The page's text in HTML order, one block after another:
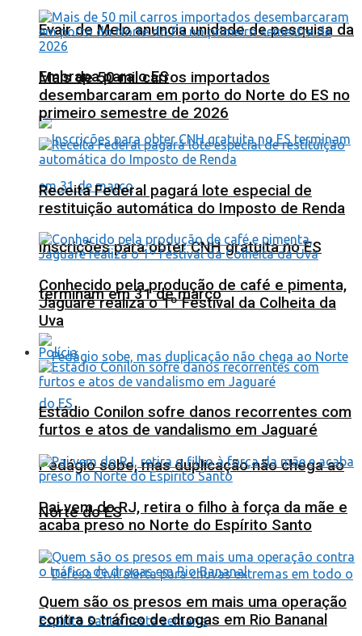
Evair de Melo anuncia unidade de pesquisa da
Embrapa para o ES
Inscrições para obter CNH gratuita no ES
terminam em 31 de março
Pedágio sobe, mas duplicação não chega ao
Norte do ES
Mais de 50 mil carros importados
desembarcaram em porto do Norte do ES no
primeiro semestre de 2026
Receita Federal pagará lote especial de
restituição automática do Imposto de Renda
Conhecido pela produção de café e pimenta,
Jaguaré realiza o 1º Festival da Colheita da
Uva
Polícia
Estádio Conilon sofre danos recorrentes com
furtos e atos de vandalismo em Jaguaré
Pai vem do RJ, retira o filho à força da mãe e
acaba preso no Norte do Espírito Santo
Quem são os presos em mais uma operação
contra o tráfico de drogas em Rio Bananal